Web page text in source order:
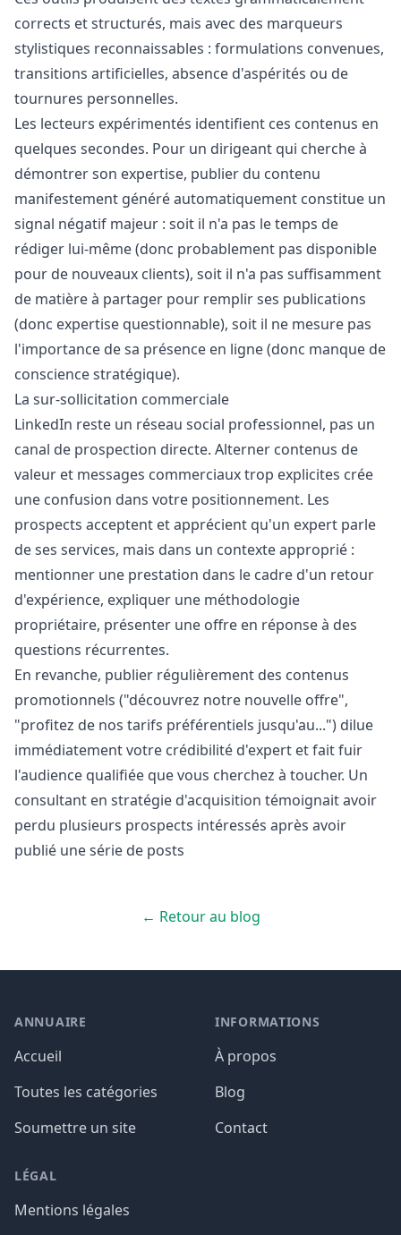
corrects et structurés, mais avec des marqueurs
stylistiques reconnaissables : formulations convenues,
transitions artificielles, absence d'aspérités ou de
tournures personnelles.
Les lecteurs expérimentés identifient ces contenus en
quelques secondes. Pour un dirigeant qui cherche à
démontrer son expertise, publier du contenu
manifestement généré automatiquement constitue un
signal négatif majeur : soit il n'a pas le temps de
rédiger lui-même (donc probablement pas disponible
pour de nouveaux clients), soit il n'a pas suffisamment
de matière à partager pour remplir ses publications
(donc expertise questionnable), soit il ne mesure pas
l'importance de sa présence en ligne (donc manque de
conscience stratégique).
La sur-sollicitation commerciale
LinkedIn reste un réseau social professionnel, pas un
canal de prospection directe. Alterner contenus de
valeur et messages commerciaux trop explicites crée
une confusion dans votre positionnement. Les
prospects acceptent et apprécient qu'un expert parle
de ses services, mais dans un contexte approprié :
mentionner une prestation dans le cadre d'un retour
d'expérience, expliquer une méthodologie
propriétaire, présenter une offre en réponse à des
questions récurrentes.
En revanche, publier régulièrement des contenus
promotionnels ("découvrez notre nouvelle offre",
"profitez de nos tarifs préférentiels jusqu'au...") dilue
immédiatement votre crédibilité d'expert et fait fuir
l'audience qualifiée que vous cherchez à toucher. Un
consultant en stratégie d'acquisition témoignait avoir
perdu plusieurs prospects intéressés après avoir
publié une série de posts
← Retour au blog
ANNUAIRE
Accueil
Toutes les catégories
Soumettre un site
INFORMATIONS
À propos
Blog
Contact
LÉGAL
Mentions légales